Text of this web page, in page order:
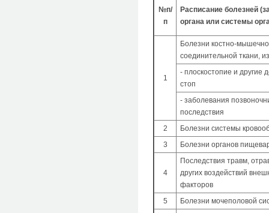
№п/
п
Расписание болезней
органа или сис­темы
1
Болезни костно-
соедини­тельной ткани,
- плоскостопие и другие
стоп
- заболевания
последствия
2
Болезни системы
3
Болезни органов
4
Последствия травм,
других воздействий
факторов
5
Болезни мочеполовой